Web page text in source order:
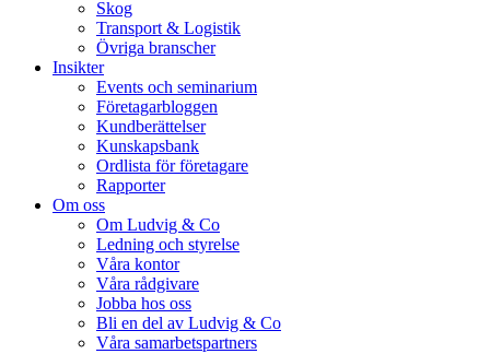
Skog
Transport & Logistik
Övriga branscher
Insikter
Events och seminarium
Företagarbloggen
Kundberättelser
Kunskapsbank
Ordlista för företagare
Rapporter
Om oss
Om Ludvig & Co
Ledning och styrelse
Våra kontor
Våra rådgivare
Jobba hos oss
Bli en del av Ludvig & Co
Våra samarbetspartners